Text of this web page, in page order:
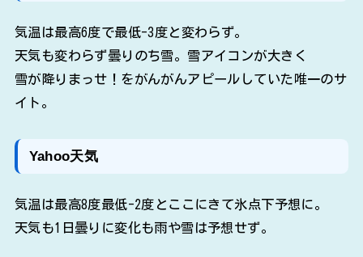
気温は最高6度で最低-3度と変わらず。
天気も変わらず曇りのち雪。雪アイコンが大きく
雪が降りまっせ！をがんがんアピールしていた唯一のサ
イト。
Yahoo天気
気温は最高8度最低-2度とここにきて氷点下予想に。
天気も1日曇りに変化も雨や雪は予想せず。